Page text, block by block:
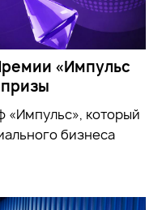
«Импульс
«Импульс», который
бизнеса